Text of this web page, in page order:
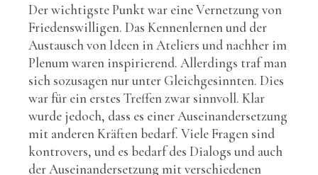
Der wichtigste Punkt war eine Vernetzung von
Friedenswilligen. Das Kennenlernen und der
Austausch von Ideen in Ateliers und nachher im
Plenum waren inspirierend. Allerdings traf man
sich sozusagen nur unter Gleichgesinnten. Dies
war für ein erstes Treffen zwar sinnvoll. Klar
wurde jedoch, dass es einer Auseinandersetzung
mit anderen Kräften bedarf. Viele Fragen sind
kontrovers, und es bedarf des Dialogs und auch
der Auseinandersetzung mit verschiedenen